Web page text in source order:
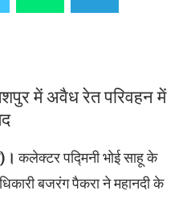
में अवैध रेत परिवहन में
कलेक्टर पद्मिनी भोई साहू के
बजरंग पैकरा ने महानदी के